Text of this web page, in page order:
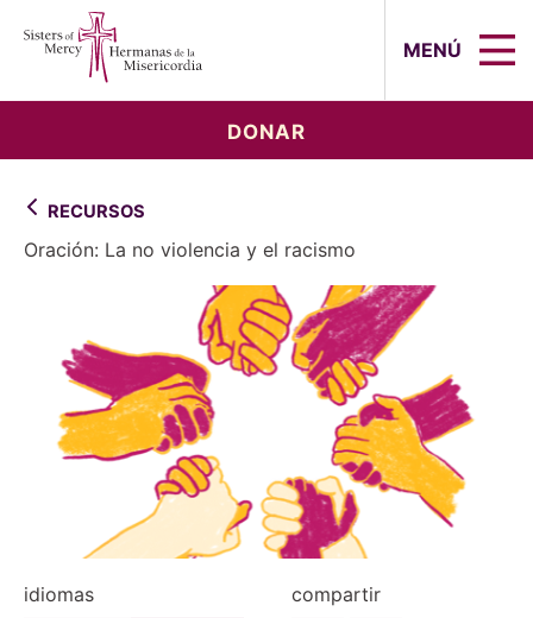
MENÚ
DONAR
RECURSOS
Oración: La no violencia y el racismo
idiomas compartir